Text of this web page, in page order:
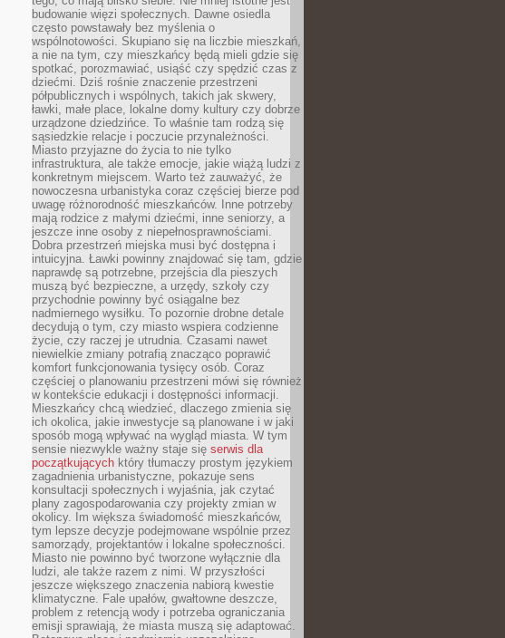
budowanie więzi społecznych. Dawne osiedla
często powstawały bez myślenia o
wspólnotowości. Skupiano się na liczbie mieszkań,
a nie na tym, czy mieszkańcy będą mieli gdzie się
spotkać, porozmawiać, usiąść czy spędzić czas z
dziećmi. Dziś rośnie znaczenie przestrzeni
półpublicznych i wspólnych, takich jak skwery,
ławki, małe place, lokalne domy kultury czy dobrze
urządzone dziedzińce. To właśnie tam rodzą się
sąsiedzkie relacje i poczucie przynależności.
Miasto przyjazne do życia to nie tylko
infrastruktura, ale także emocje, jakie wiążą ludzi z
konkretnym miejscem. Warto też zauważyć, że
nowoczesna urbanistyka coraz częściej bierze pod
uwagę różnorodność mieszkańców. Inne potrzeby
mają rodzice z małymi dziećmi, inne seniorzy, a
jeszcze inne osoby z niepełnosprawnościami.
Dobra przestrzeń miejska musi być dostępna i
intuicyjna. Ławki powinny znajdować się tam, gdzie
naprawdę są potrzebne, przejścia dla pieszych
muszą być bezpieczne, a urzędy, szkoły czy
przychodnie powinny być osiągalne bez
nadmiernego wysiłku. To pozornie drobne detale
decydują o tym, czy miasto wspiera codzienne
życie, czy raczej je utrudnia. Czasami nawet
niewielkie zmiany potrafią znacząco poprawić
komfort funkcjonowania tysięcy osób. Coraz
częściej o planowaniu przestrzeni mówi się również
w kontekście edukacji i dostępności informacji.
Mieszkańcy chcą wiedzieć, dlaczego zmienia się
ich okolica, jakie inwestycje są planowane i w jaki
sposób mogą wpływać na wygląd miasta. W tym
sensie niezwykle ważny staje się serwis dla
początkujących który tłumaczy prostym językiem
zagadnienia urbanistyczne, pokazuje sens
konsultacji społecznych i wyjaśnia, jak czytać
plany zagospodarowania czy projekty zmian w
okolicy. Im większa świadomość mieszkańców,
tym lepsze decyzje podejmowane wspólnie przez
samorządy, projektantów i lokalne społeczności.
Miasto nie powinno być tworzone wyłącznie dla
ludzi, ale także razem z nimi. W przyszłości
jeszcze większego znaczenia nabiorą kwestie
klimatyczne. Fale upałów, gwałtowne deszcze,
problem z retencją wody i potrzeba ograniczania
emisji sprawiają, że miasta muszą się adaptować.